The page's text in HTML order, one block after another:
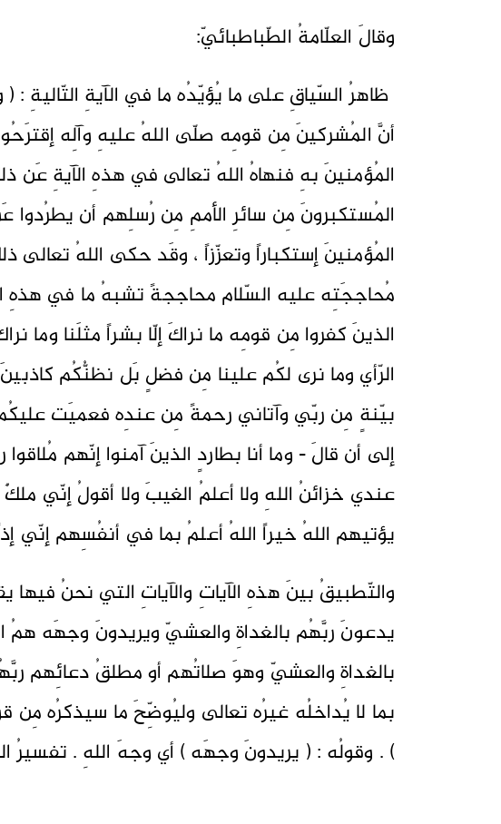
وقالَ العلّامةُ الطّباطبائيّ:
ظاهرُ السّياقِ على ما يُؤيّدُه ما في الآيةِ
أنَّ المُشركينَ مِن قومِه صلّى اللهُ عليهِ وآلِه
المُؤمنينَ بهِ فنهاهُ اللهُ تعالى في هذهِ الآيةِ عَن
المُستكبرونَ مِن سائرِ الأممِ مِن رُسلِهم أن يطرُدوا
المُؤمنينَ إستكباراً وتعزّزاً ، وقَد حكى اللهُ
مُحاججَتِه عليه السّلام محاججةً تشبهُ ما في هذهِ
الذينَ كفروا مِن قومِه ما نراكَ إلّا بشراً مثلَنا وما
الرّأي وما نرى لكُم علينا مِن فضلٍ بَل نظنُّكُم
بيّنةٍ مِن ربّي وآتاني رحمةً مِن عندِه فعميَت عليكُم
إلى أن قالَ - وما أنا بطاردٍ الذينَ آمنوا إنّهم
عندي خزائنُ اللهِ ولا أعلمُ الغيبَ ولا أقولُ إنّي
يؤتيهم اللهُ خيراً اللهُ أعلمُ بما في أنفُسِهم إنّي إذاً
والتّطبيقُ بينَ هذهِ الآياتِ والآياتِ التي نحنُ فيها
يدعونَ ربَّهُم بالغداةِ والعشيّ ويريدونَ وجهَه همُ
بالغداةِ والعشيّ وهوَ صلاتُهم أو مطلقُ دعائِهم
بما لا يُداخلُه غيرُه تعالى وليُوضِّحَ ما سيذكرُه مِن
) . وقولُه : ( يريدونَ وجهَه ) أي وجهَ اللهِ . تفسيرُ الميزانِ، ج ٧